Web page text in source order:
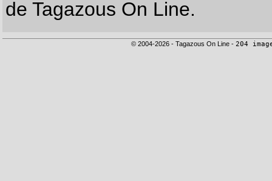
de Tagazous On Line.
© 2004-2026 - Tagazous On Line - 204